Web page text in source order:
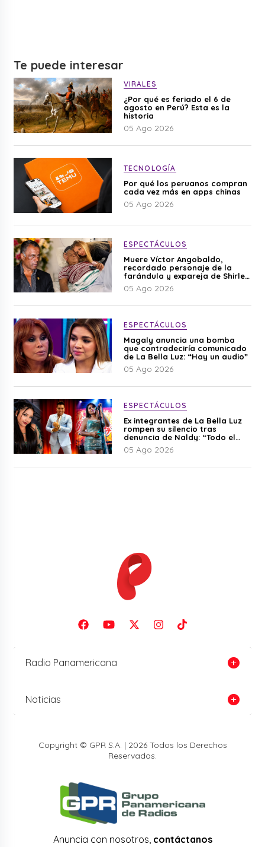
Te puede interesar
VIRALES
¿Por qué es feriado el 6 de
agosto en Perú? Esta es la
historia
05 Ago 2026
TECNOLOGÍA
Por qué los peruanos compran
cada vez más en apps chinas
05 Ago 2026
ESPECTÁCULOS
Muere Víctor Angobaldo,
recordado personaje de la
farándula y expareja de Shirley
Cherres
05 Ago 2026
ESPECTÁCULOS
Magaly anuncia una bomba
que contradeciría comunicado
de La Bella Luz: “Hay un audio”
05 Ago 2026
ESPECTÁCULOS
Ex integrantes de La Bella Luz
rompen su silencio tras
denuncia de Naldy: “Todo el
mundo lo sabía”
05 Ago 2026
Radio Panamericana
Noticias
Copyright © GPR S.A. | 2026 Todos los Derechos
Reservados.
Anuncia con nosotros, contáctanos